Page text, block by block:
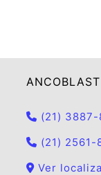
(21) 3887-
(21) 2561-
Ver